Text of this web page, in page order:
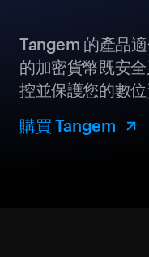
Tangem 的產品
的加密貨幣既安
控並保護您的數位
購買 Tangem